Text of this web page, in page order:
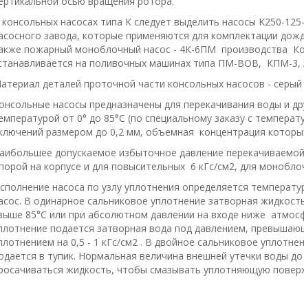
насосах типа К следует выделить насосы K250-
завода, которые применяются для комплектации
пожар­ный моноблочный насос - 4К-6ПМ производства
на поливочных машинах типа ПМ-ВОВ, КПМ-3,
деталей проточной части консольных насосов - серый
насосы предназначены для перекачивания воды и
от 0° до 85°С (по специальному заказу с
размером до 0,2 мм, объемная концентрация
допускаемое избыточное давление
на корпусе и для повысительных 6 кГс/cм2, для
насоса по узлу уплотнения определяется
В одинарное сальниковое уплотнение затворная
85°С или при абсолютном давлении на входе ниже
подается затворная вода под давлением,
на 0,5 - 1 кГс/см2 . В двойное сальниковое
в тупик. Нормальная величина внешней утечки воды
жидкость, чтобы смазывать уплотняющую